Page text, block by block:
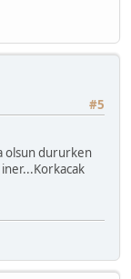
#5
olsun dururken